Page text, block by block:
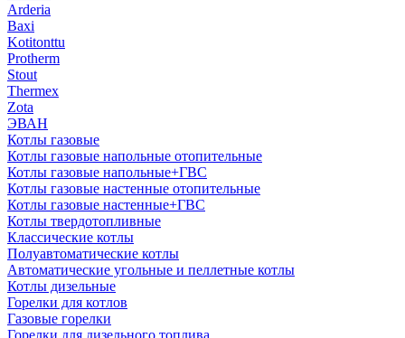
Arderia
Baxi
Kotitonttu
Protherm
Stout
Thermex
Zota
ЭВАН
Котлы газовые
Котлы газовые напольные отопительные
Котлы газовые напольные+ГВС
Котлы газовые настенные отопительные
Котлы газовые настенные+ГВС
Котлы твердотопливные
Классические котлы
Полуавтоматические котлы
Автоматические угольные и пеллетные котлы
Котлы дизельные
Горелки для котлов
Газовые горелки
Горелки для дизельного топлива